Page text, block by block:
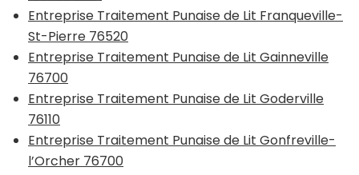
Entreprise Traitement Punaise de Lit Franqueville-
St-Pierre 76520
Entreprise Traitement Punaise de Lit Gainneville
76700
Entreprise Traitement Punaise de Lit Goderville
76110
Entreprise Traitement Punaise de Lit Gonfreville-
l’Orcher 76700